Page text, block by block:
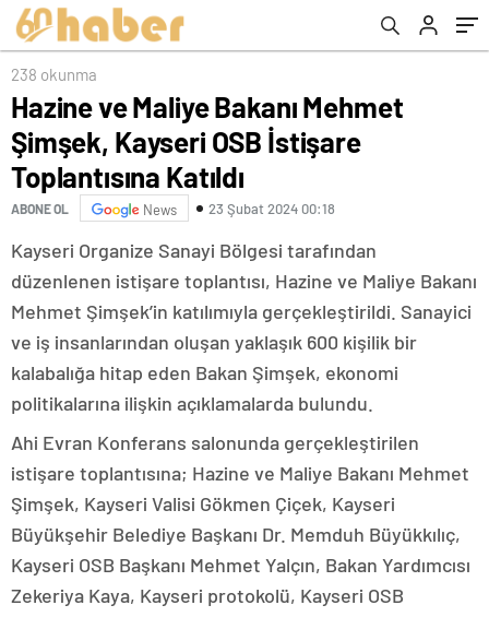
238 okunma
Hazine ve Maliye Bakanı Mehmet
Şimşek, Kayseri OSB İstişare
Toplantısına Katıldı
ABONE OL News 23 Şubat 2024 00:18
Kayseri Organize Sanayi Bölgesi tarafından
düzenlenen istişare toplantısı, Hazine ve Maliye Bakanı
Mehmet Şimşek’in katılımıyla gerçekleştirildi. Sanayici
ve iş insanlarından oluşan yaklaşık 600 kişilik bir
kalabalığa hitap eden Bakan Şimşek, ekonomi
politikalarına ilişkin açıklamalarda bulundu.
Ahi Evran Konferans salonunda gerçekleştirilen
istişare toplantısına; Hazine ve Maliye Bakanı Mehmet
Şimşek, Kayseri Valisi Gökmen Çiçek, Kayseri
Büyükşehir Belediye Başkanı Dr. Memduh Büyükkılıç,
Kayseri OSB Başkanı Mehmet Yalçın, Bakan Yardımcısı
Zekeriya Kaya, Kayseri protokolü, Kayseri OSB